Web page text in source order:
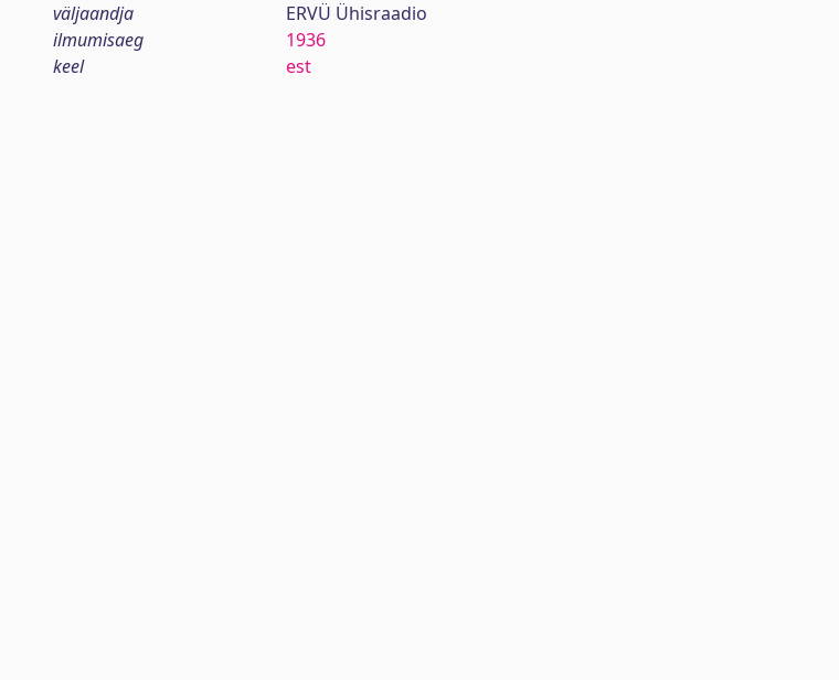
väljaandja
ERVÜ Ühisraadio
ilmumisaeg
1936
keel
est